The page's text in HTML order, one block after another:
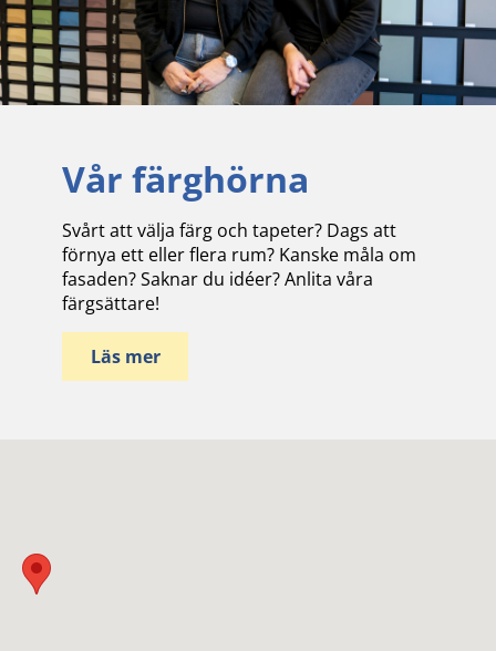
Vår färghörna
Svårt att välja färg och tapeter? Dags att
förnya ett eller flera rum? Kanske måla om
fasaden? Saknar du idéer? Anlita våra
färgsättare!
Läs mer